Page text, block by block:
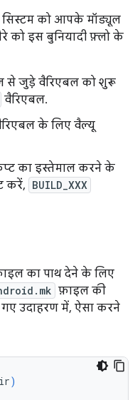
को आपके मॉड्यूल
को इस बुनियादी फ़्लो के
से जुड़े वैरिएबल को शुरू
वैरिएबल.
के लिए वैल्यू
का इस्तेमाल करने के
करें, BUILD_XXX
का पाथ देने के लिए
फ़ाइल की
उदाहरण में, ऐसा करने
)